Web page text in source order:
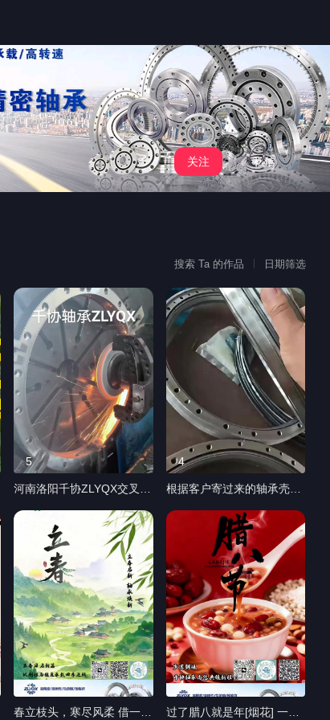
私信
关注
搜索 Ta 的作品 日期筛选
5
河南洛阳千协ZLYQX交叉滚
关节旋转部位轴承 YRT转台
轴承机床旋转台 机械手旋转
部RA RB RE CRBH RU XS
XU XSU交叉圆柱滚子轴承
XSA XSI系列交叉滚子转盘
轴承 四点接触球回转支撑
JXR XR交叉圆锥滚子轴承
高转速ZKLDF系列双向推力
角接触球轴承 CRBT RUA系
列等截面薄壁轴承 厂家电
话，定制选型价格多少钱 轴
4
根据客户寄过来的轴承壳
承，量身定做。 #钢丝跑道
轴承游隙 #钢丝轨道轴承 #
给客户定制钢丝跑道轴承批
量出货 #安装更换便捷 ，安
装使用现场。
4
春立枝头，寒尽风柔 借一抹
4
过了腊八就是年[烟花] 一年